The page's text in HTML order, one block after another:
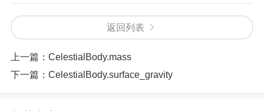
并打印结果。
应用场景
返回列表
上一篇： CelestialBody.mass
下一篇： CelestialBody.surface_gravity